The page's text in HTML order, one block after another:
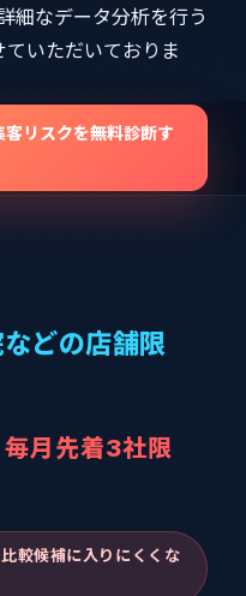
細なデータ分析を行う
いただいておりま
リスクを無料診断す
どの店舗限
月先着3社限
較候補に入りにくくな